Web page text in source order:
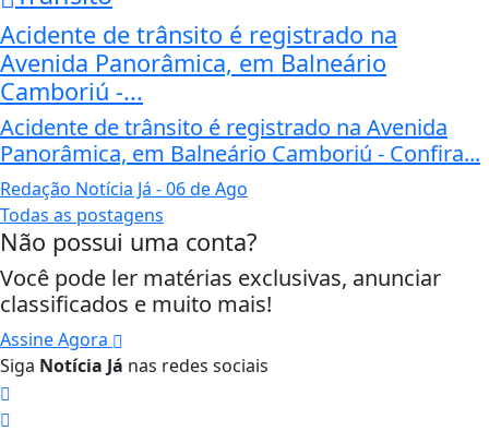
Acidente de trânsito é registrado na
Avenida Panorâmica, em Balneário
Camboriú -...
Acidente de trânsito é registrado na Avenida
Panorâmica, em Balneário Camboriú - Confira...
Redação Notícia Já - 06 de Ago
Todas as postagens
Não possui uma conta?
Você pode ler matérias exclusivas, anunciar
classificados e muito mais!
Assine Agora
Siga Notícia Já nas redes sociais